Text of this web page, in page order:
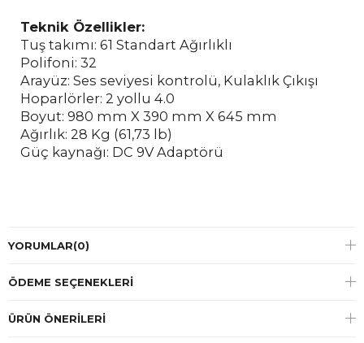
Teknik Özellikler:
Tuş takımı: 61 Standart Ağırlıklı
Polifoni: 32
Arayüz: Ses seviyesi kontrolü, Kulaklık Çıkışı
Hoparlörler: 2 yollu 4.0
Boyut: 980 mm X 390 mm X 645 mm
Ağırlık: 28 Kg (61,73 lb)
Güç kaynağı: DC 9V Adaptörü
YORUMLAR(0)
ÖDEME SEÇENEKLERI
ÜRÜN ÖNERILERI